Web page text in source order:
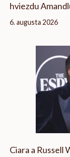
hviezdu
6. augusta 2026
Ciara a Russell